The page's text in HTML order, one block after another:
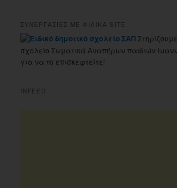
ΣΥΝΕΡΓΑΣΙΕΣ ΜΕ ΦΙΛΙΚΑ SITE
σχολείο Σωματικά Αναπήρων παιδιών
για να το επισκεφτείτε!
INFEED